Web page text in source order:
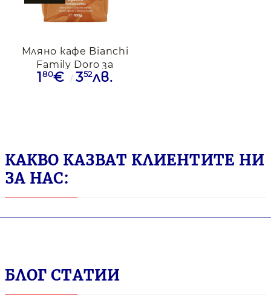
Мляно кафе Bianchi
Family Doro за
джезве, 100 гр
1 80€ 352лв.
КАКВО КАЗВАТ КЛИЕНТИТЕ НИ
ЗА НАС:
БЛОГ СТАТИИ